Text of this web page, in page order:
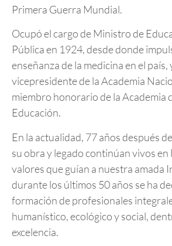
Primera Guerra Mundial.
Ocupó el cargo de Ministro de
Pública en 1924, desde donde
enseñanza de la medicina en el
vicepresidente de la Academia
miembro honorario de la Academia
Educación.
En la actualidad, 77 años después
su obra y legado continúan vivos
valores que guían a nuestra amada
durante los últimos 50 años se ha
formación de profesionales
humanístico, ecológico y social,
excelencia.